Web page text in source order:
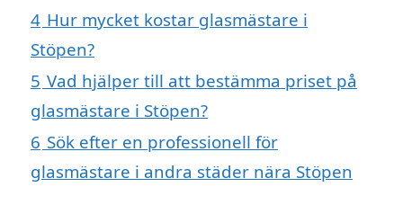
4 Hur mycket kostar glasmästare i
Stöpen?
5 Vad hjälper till att bestämma priset på
glasmästare i Stöpen?
6 Sök efter en professionell för
glasmästare i andra städer nära Stöpen